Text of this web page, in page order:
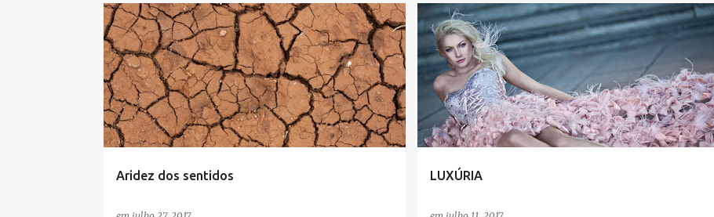
P
o
s
t
a
g
Aridez dos sentidos
MAGALISMOS
LUXÚRIA
MAGALISMOS